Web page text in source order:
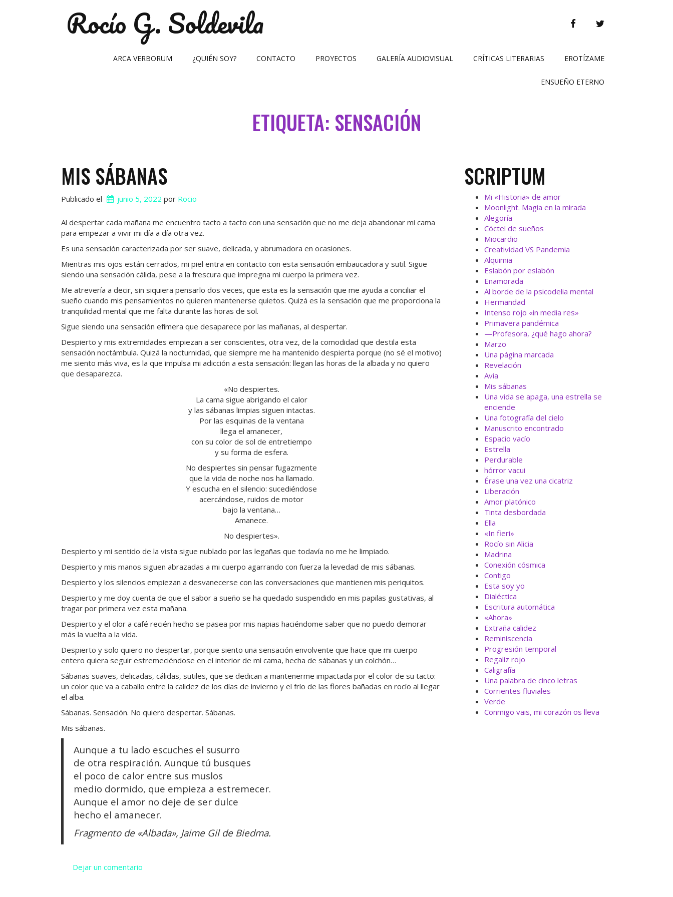
Rocío G. Soldevila FACEBOOKTWITTER
ARCA VERBORUM ¿QUIÉN SOY? CONTACTO PROYECTOS GALERÍA AUDIOVISUAL CRÍTICAS LITERARIAS EROTÍZAME
ENSUEÑO ETERNO
ETIQUETA: SENSACIÓN
MIS SÁBANAS
Publicado el junio 5, 2022 por Rocio
Al despertar cada mañana me encuentro tacto a tacto con una sensación que no me deja abandonar mi cama
para empezar a vivir mi día a día otra vez.
Es una sensación caracterizada por ser suave, delicada, y abrumadora en ocasiones.
Mientras mis ojos están cerrados, mi piel entra en contacto con esta sensación embaucadora y sutil. Sigue
siendo una sensación cálida, pese a la frescura que impregna mi cuerpo la primera vez.
Me atrevería a decir, sin siquiera pensarlo dos veces, que esta es la sensación que me ayuda a conciliar el
sueño cuando mis pensamientos no quieren mantenerse quietos. Quizá es la sensación que me proporciona la
tranquilidad mental que me falta durante las horas de sol.
Sigue siendo una sensación efímera que desaparece por las mañanas, al despertar.
Despierto y mis extremidades empiezan a ser conscientes, otra vez, de la comodidad que destila esta
sensación noctámbula. Quizá la nocturnidad, que siempre me ha mantenido despierta porque (no sé el motivo)
me siento más viva, es la que impulsa mi adicción a esta sensación: llegan las horas de la albada y no quiero
que desaparezca.
«No despiertes.
La cama sigue abrigando el calor
y las sábanas limpias siguen intactas.
Por las esquinas de la ventana
llega el amanecer,
con su color de sol de entretiempo
y su forma de esfera.
No despiertes sin pensar fugazmente
que la vida de noche nos ha llamado.
Y escucha en el silencio: sucediéndose
acercándose, ruidos de motor
bajo la ventana…
Amanece.
No despiertes».
Despierto y mi sentido de la vista sigue nublado por las legañas que todavía no me he limpiado.
Despierto y mis manos siguen abrazadas a mi cuerpo agarrando con fuerza la levedad de mis sábanas.
Despierto y los silencios empiezan a desvanecerse con las conversaciones que mantienen mis periquitos.
Despierto y me doy cuenta de que el sabor a sueño se ha quedado suspendido en mis papilas gustativas, al
tragar por primera vez esta mañana.
Despierto y el olor a café recién hecho se pasea por mis napias haciéndome saber que no puedo demorar
más la vuelta a la vida.
Despierto y solo quiero no despertar, porque siento una sensación envolvente que hace que mi cuerpo
entero quiera seguir estremeciéndose en el interior de mi cama, hecha de sábanas y un colchón…
Sábanas suaves, delicadas, cálidas, sutiles, que se dedican a mantenerme impactada por el color de su tacto:
un color que va a caballo entre la calidez de los días de invierno y el frío de las flores bañadas en rocío al llegar
el alba.
Sábanas. Sensación. No quiero despertar. Sábanas.
Mis sábanas.
Aunque a tu lado escuches el susurro
de otra respiración. Aunque tú busques
el poco de calor entre sus muslos
medio dormido, que empieza a estremecer.
Aunque el amor no deje de ser dulce
hecho el amanecer.
Fragmento de «Albada», Jaime Gil de Biedma.
Dejar un comentario
SCRIPTUM
Mi «Historia» de amor
Moonlight. Magia en la mirada
Alegoría
Cóctel de sueños
Miocardio
Creatividad VS Pandemia
Alquimia
Eslabón por eslabón
Enamorada
Al borde de la psicodelia mental
Hermandad
Intenso rojo «in media res»
Primavera pandémica
—Profesora, ¿qué hago ahora?
Marzo
Una página marcada
Revelación
Avia
Mis sábanas
Una vida se apaga, una estrella se
enciende
Una fotografía del cielo
Manuscrito encontrado
Espacio vacío
Estrella
Perdurable
hórror vacui
Érase una vez una cicatriz
Liberación
Amor platónico
Tinta desbordada
Ella
«In fieri»
Rocío sin Alicia
Madrina
Conexión cósmica
Contigo
Esta soy yo
Dialéctica
Escritura automática
«Ahora»
Extraña calidez
Reminiscencia
Progresión temporal
Regaliz rojo
Caligrafía
Una palabra de cinco letras
Corrientes fluviales
Verde
Conmigo vais, mi corazón os lleva